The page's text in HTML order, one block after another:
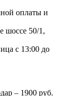
оплаты и
шоссе 50/1,
с 13:00 до
– 1900 руб.